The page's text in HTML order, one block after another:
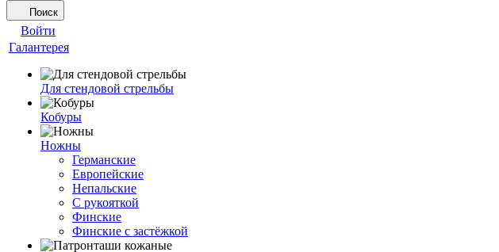
Поиск
Войти
Галантерея
Для стендовой стрельбы
Кобуры
Ножны
Германские
Европейские
Непальские
С рукояткой
Финские
Финские с застёжкой